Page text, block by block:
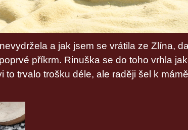
a jak jsem se vrátila ze Zlína,
příkrm. Rinuška se do toho vrhla
to trvalo trošku déle, ale raději šel k